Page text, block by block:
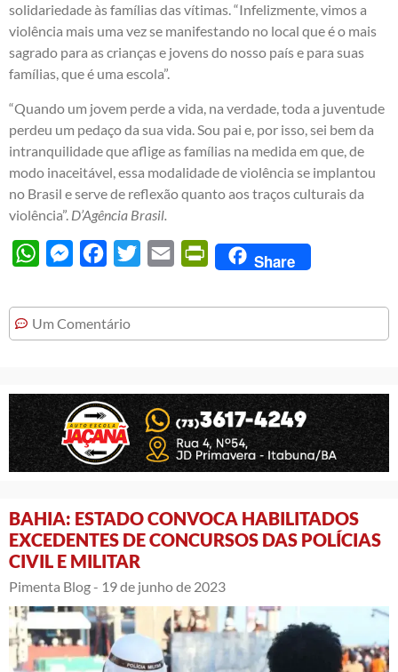
solidariedade às famílias das vítimas. “Infelizmente, vimos a
violência mais uma vez se manifestando no local que é o mais
sagrado para as crianças e jovens do nosso país e para suas
famílias, que é uma escola”.
“Quando um jovem perde a vida, na verdade, toda a juventude
perdeu um pedaço da sua vida. Sou pai e, por isso, sei bem da
intranquilidade que aflige as famílias na medida em que, de
modo inaceitável, essa modalidade de violência se implantou
no Brasil e serve de reflexão quanto aos traços culturais da
violência”. D’Agência Brasil.
WhatsAppMessengerFacebook
Twitter Email PrintFriendly
Share
Um Comentário
BAHIA: ESTADO CONVOCA HABILITADOS
EXCEDENTES DE CONCURSOS DAS POLÍCIAS
CIVIL E MILITAR
Pimenta Blog - 19 de junho de 2023